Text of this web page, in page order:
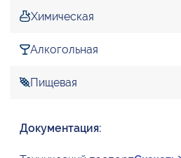
Химическая
Алкогольная
Пищевая
Документация: